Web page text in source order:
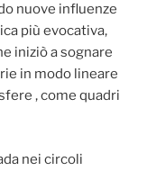
nuove influenze
più evocativa,
iniziò a sognare
in modo lineare
, come quadri
nei circoli